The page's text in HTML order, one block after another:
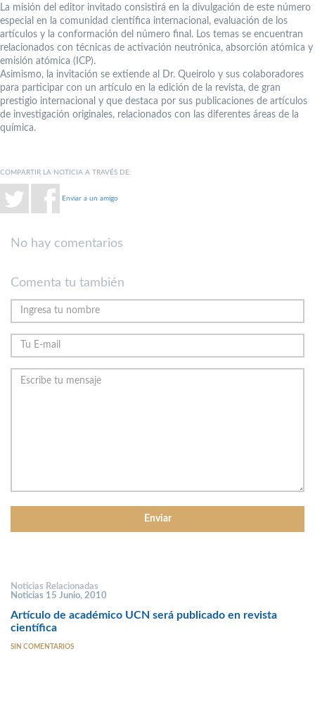
La misión del editor invitado consistirá en la divulgación de este número
especial en la comunidad científica internacional, evaluación de los
artículos y la conformación del número final. Los temas se encuentran
relacionados con técnicas de activación neutrónica, absorción atómica y
emisión atómica (ICP).
Asimismo, la invitación se extiende al Dr. Queirolo y sus colaboradores
para participar con un artículo en la edición de la revista, de gran
prestigio internacional y que destaca por sus publicaciones de artículos
de investigación originales, relacionados con las diferentes áreas de la
química.
COMPARTIR LA NOTICIA A TRAVÉS DE:
Enviar a un amigo
No hay comentarios
Comenta tu también
Noticias Relacionadas
Noticias 15 Junio, 2010
Artículo de académico UCN será publicado en revista
científica
SIN COMENTARIOS